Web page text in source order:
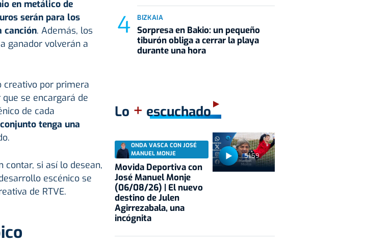
en metálico de
serán para los
canción. Además, los
ganador volverán a
creativo por primera
se encargará de
de cada
tenga una
contar, si así lo desean,
escénico se
de RTVE.
BIZKAIA
Sorpresa en Bakio: un pequeño
tiburón obliga a cerrar la playa
durante una hora
Lo + escuchado
51:59
ONDA VASCA CON JOSÉ
MANUEL MONJE
Movida Deportiva con
José Manuel Monje
(06/08/26) | El nuevo
destino de Julen
Agirrezabala, una
incógnita